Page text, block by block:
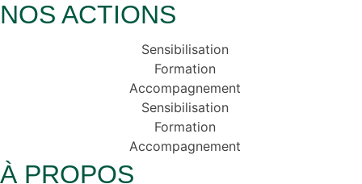
NOS ACTIONS
Sensibilisation
Formation
Accompagnement
Sensibilisation
Formation
Accompagnement
À PROPOS